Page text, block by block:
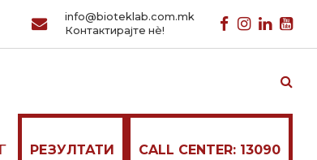
info@bioteklab.com.mk
Контактирајте нѐ!
РЕЗУЛТАТИ CALL CENTER: 13090